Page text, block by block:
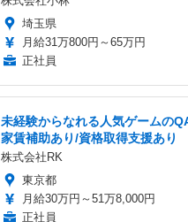
埼玉県
月給31万800円～65万円
正社員
未経験からなれる人気ゲームの
家賃補助あり/資格取得支援あり
株式会社RK
東京都
月給30万円～51万8,000円
正社員